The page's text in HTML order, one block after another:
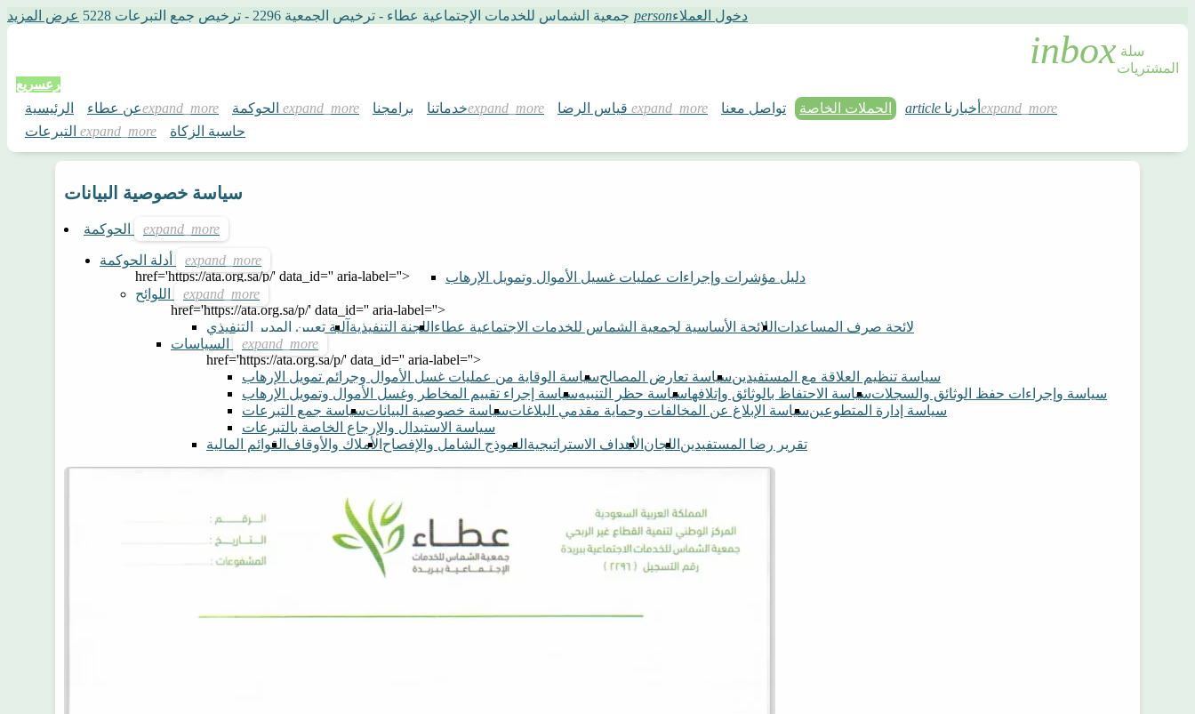
جمعية الشماس للخدمات الإجتماعية عطاء - ترخيص الجمعية 2296 - ترخيص جمع التبرعات 5228 عرض المزيد personدخول العملاء
سلة
المشتريات
تبرعسريع
الرئيسية عن عطاء برامجنا خدماتنا تواصل معنا الحملات الخاصة article أخبارنا
حاسبة الزكاة
سياسة خصوصية البيانات
href='https://ata.org.sa/p/' data_id='' aria-label=''>
دليل مؤشرات وإجراءات عمليات غسيل الأموال وتمويل الإرهاب
href='https://ata.org.sa/p/' data_id='' aria-label=''>
آلية تعيين المدير التنفيذي اللجنة التنفيذية اللائحة الأساسية لجمعية الشماس للخدمات الاجتماعية عطاء لائحة صرف المساعدات
href='https://ata.org.sa/p/' data_id='' aria-label=''>
سياسة الوقاية من عمليات غسل الأموال وجرائم تمويل الإرهابسياسة تعارض المصالحسياسة تنظيم العلاقة مع المستفيدين
سياسة إجراء تقييم المخاطر وغسل الأموال وتمويل الإرهابسياسة حظر التنبيهسياسة الاحتفاظ بالوثائق وإتلافهاسياسة وإجراءات حفظ الوثائق والسجلات
سياسة جمع التبرعاتسياسة خصوصية البياناتسياسة الإبلاغ عن المخالفات وحماية مقدمي البلاغاتسياسة إدارة المتطوعين
سياسة الاستبدال والإرجاع الخاصة بالتبرعات
القوائم المالية الأملاك والأوقاف النموذج الشامل والإفصاح الأهداف الاستراتيجية اللجان تقرير رضا المستفيدين